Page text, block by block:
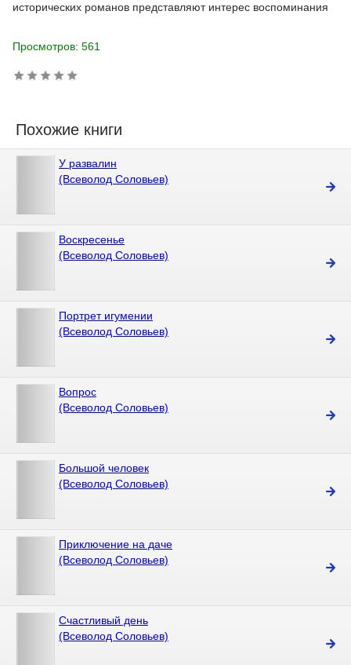
исторических романов представляют интерес воспоминания
Просмотров: 561
Похожие книги
У развалин
(Всеволод Соловьев)
Воскресенье
(Всеволод Соловьев)
Портрет игумении
(Всеволод Соловьев)
Вопрос
(Всеволод Соловьев)
Большой человек
(Всеволод Соловьев)
Приключение на даче
(Всеволод Соловьев)
Счастливый день
(Всеволод Соловьев)